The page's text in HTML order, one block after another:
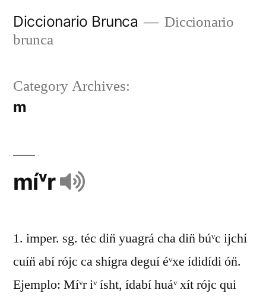
Diccionario Brunca
Diccionario
brunca
Category Archives:
m
míᵛr
1. imper. sg. téc din̈ yuagrá cha din̈ búᵛc ijchí
cuín̈ abí rójc ca shígra deguí éᵛxe ídidídi ón̈.
Ejemplo: Míᵛr iᵛ ísht, ídabí huáᵛ xít rójc qui